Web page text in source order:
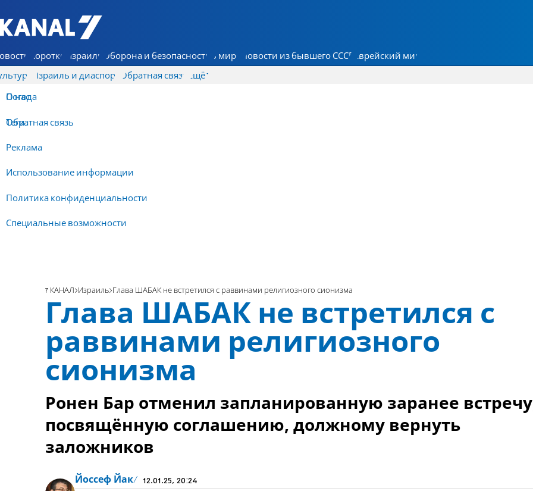
7 КАНАЛ - Аруц Шева
Коротко Израиль Оборона и безопасность В мире Новости из бывшего СССР Еврейский мир
Израиль и диаспора Обратная связь
О нас
Обратная связь
Реклама
Использование информации
Политика конфиденциальности
Специальные возможности
Ещё
Погода
Теги
7 КАНАЛ Израиль Глава ШАБАК не встретился с раввинами религиозного сионизма
Глава ШАБАК не встретился с
раввинами религиозного
сионизма
Ронен Бар отменил запланированную заранее
посвящённую соглашению, должному вернуть
заложников
Йоссеф Йак 12.01.25, 20:24